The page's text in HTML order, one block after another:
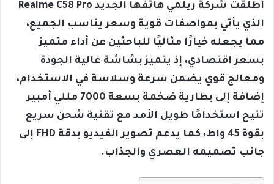
أطلقت شركة ريلمي هاتفها الجديد Realme C58 Pro
الذي يأتي بمواصفات قوية وسعر يناسب الجميع،
مما يجعله خيارًا مثاليًا للباحثين عن أداء متميز
بسعر اقتصادي، إذ يتميز بشاشة عالية الجودة
ومعالج قوي يضمن سرعة وسلاسة في الاستخدام،
إضافة إلى بطارية ضخمة بسعة 7000 مللي أمبير
تتيح استخدامًا طويل الأمد مع تقنية شحن سريع
بقوة 45 واط، كما يدعم تصوير الفيديو بدقة FHD إلى
جانب تصميمه العصري والجذاب.